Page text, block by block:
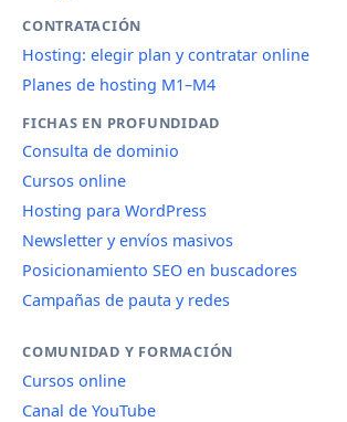
CONTRATACIÓN
Hosting: elegir plan y contratar online
Planes de hosting M1–M4
FICHAS EN PROFUNDIDAD
Consulta de dominio
Cursos online
Hosting para WordPress
Newsletter y envíos masivos
Posicionamiento SEO en buscadores
Campañas de pauta y redes
COMUNIDAD Y FORMACIÓN
Cursos online
Canal de YouTube